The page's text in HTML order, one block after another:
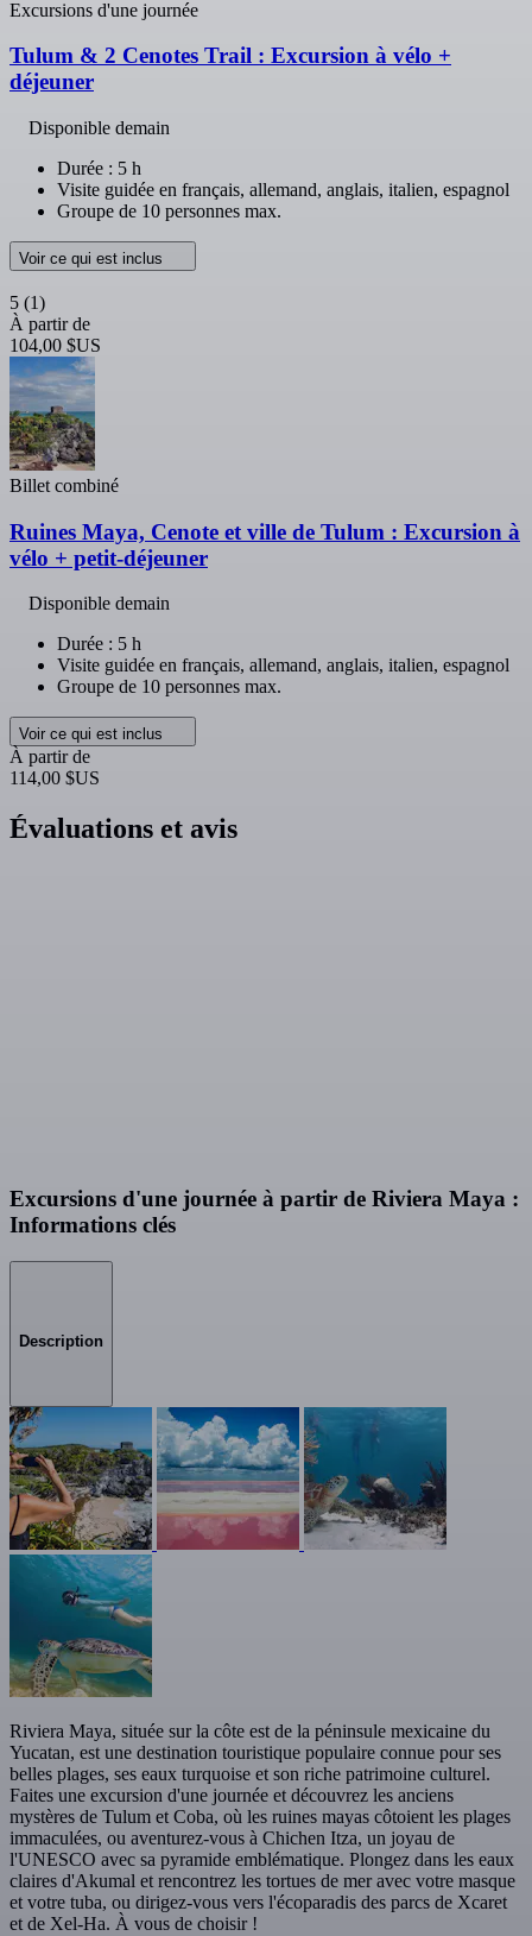
Excursions d'une journée
Tulum & 2 Cenotes Trail : Excursion à vélo +
déjeuner
Disponible demain
Durée : 5 h
Visite guidée en français, allemand, anglais, italien, espagnol
Groupe de 10 personnes max.
Voir ce qui est inclus
5 (1)
À partir de
104,00 $US
Billet combiné
Ruines Maya, Cenote et ville de Tulum : Excursion à
vélo + petit-déjeuner
Disponible demain
Durée : 5 h
Visite guidée en français, allemand, anglais, italien, espagnol
Groupe de 10 personnes max.
Voir ce qui est inclus
À partir de
114,00 $US
Évaluations et avis
Excursions d'une journée à partir de Riviera Maya :
Informations clés
Description
Riviera Maya, située sur la côte est de la péninsule mexicaine du
Yucatan, est une destination touristique populaire connue pour ses
belles plages, ses eaux turquoise et son riche patrimoine culturel.
Faites une excursion d'une journée et découvrez les anciens
mystères de Tulum et Coba, où les ruines mayas côtoient les plages
immaculées, ou aventurez-vous à Chichen Itza, un joyau de
l'UNESCO avec sa pyramide emblématique. Plongez dans les eaux
claires d'Akumal et rencontrez les tortues de mer avec votre masque
et votre tuba, ou dirigez-vous vers l'écoparadis des parcs de Xcaret
et de Xel-Ha. À vous de choisir !